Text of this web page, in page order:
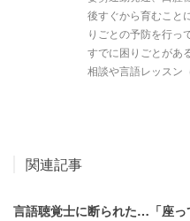
後すぐから育むこと
りごとの予防を行っ
すでに困りごとがあ
相談や言語レッスン
関連記事